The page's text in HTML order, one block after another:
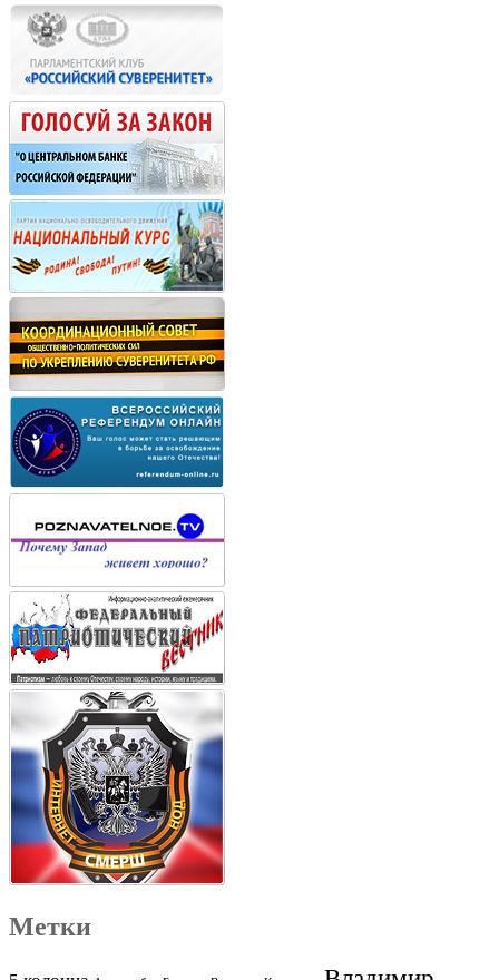
Метки